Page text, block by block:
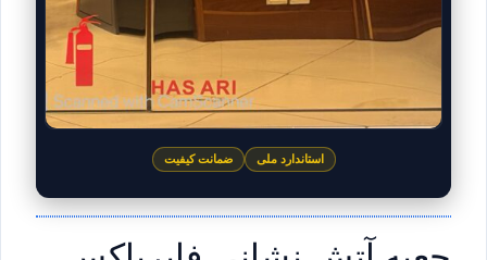
استاندارد ملی ضمانت کیفیت